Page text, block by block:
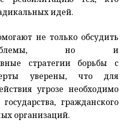
идей.
не только обсудить
но и
стратегии борьбы с
уверены, что для
угрозе необходимо
гражданского
организаций.